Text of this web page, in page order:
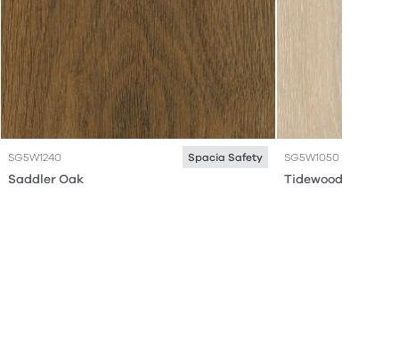
SG5W1240 Spacia Safety
Saddler Oak
SG5W1050
Tidewood Oak